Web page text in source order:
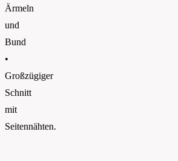
Ärmeln
und
Bund
•
Großzügiger
Schnitt
mit
Seitennähten.